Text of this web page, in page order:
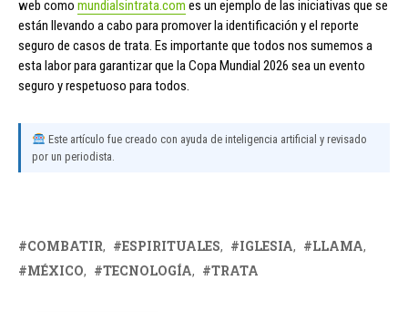
web como mundialsintrata.com es un ejemplo de las iniciativas que se
están llevando a cabo para promover la identificación y el reporte
seguro de casos de trata. Es importante que todos nos sumemos a
esta labor para garantizar que la Copa Mundial 2026 sea un evento
seguro y respetuoso para todos.
Este artículo fue creado con ayuda de inteligencia artificial y revisado
por un periodista.
COMBATIR ESPIRITUALES IGLESIA
LLAMA
MÉXICO
TECNOLOGÍA TRATA